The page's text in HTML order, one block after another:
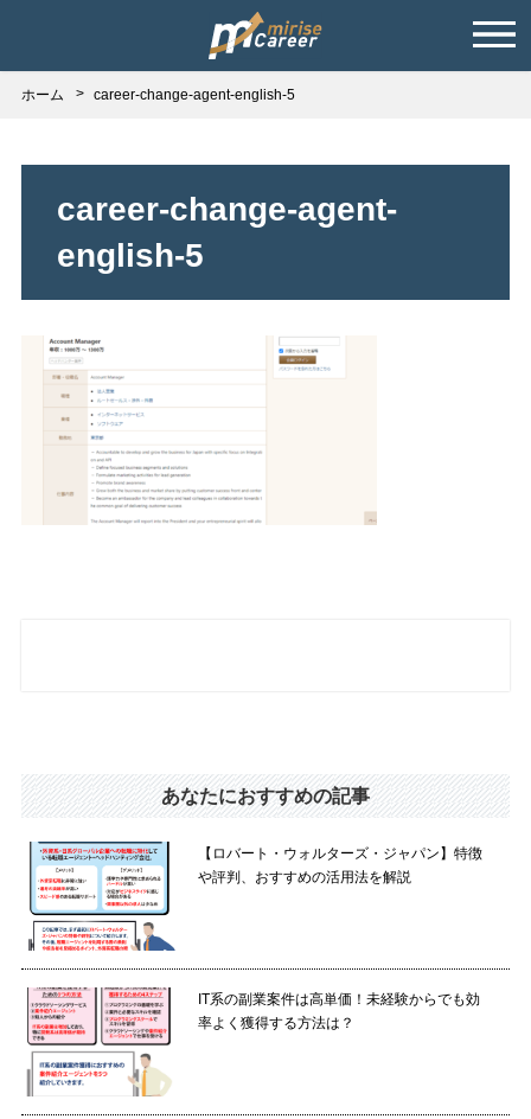
ホーム career-change-agent-english-5
career-change-agent-
english-5
あなたにおすすめの記事
【ロバート・ウォルターズ・ジャパン】特徴
や評判、おすすめの活用法を解説
IT系の副業案件は高単価！未経験からでも効
率よく獲得する方法は？